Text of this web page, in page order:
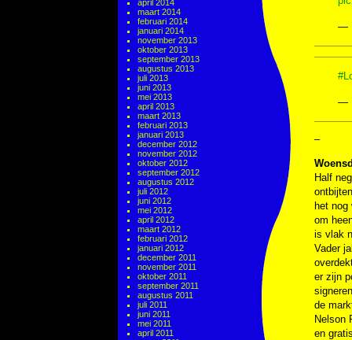
april 2014
maart 2014
februari 2014
januari 2014
november 2013
oktober 2013
september 2013
augustus 2013
juli 2013
juni 2013
mei 2013
april 2013
maart 2013
februari 2013
januari 2013
december 2012
november 2012
oktober 2012
september 2012
augustus 2012
juli 2012
juni 2012
mei 2012
april 2012
maart 2012
februari 2012
januari 2012
december 2011
november 2011
oktober 2011
september 2011
augustus 2011
juli 2011
juni 2011
mei 2011
april 2011
—
—
–
Half
het
om
is vlak
Vader
er zijn
de
Nelson
en